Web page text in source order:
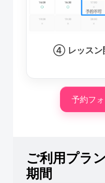
④ レッスン
予約フ
ご利用プラ
期間